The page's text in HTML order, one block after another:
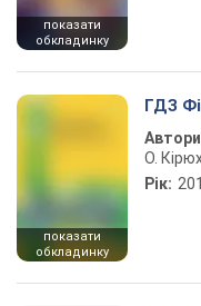
показати
обкладинку
показати
обкладинку
ГДЗ
О.
Рік: